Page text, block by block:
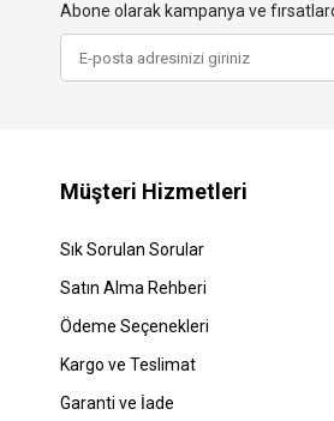
Abone olarak kampanya ve
Müşteri Hizmetleri
Sık Sorulan Sorular
Satın Alma Rehberi
Ödeme Seçenekleri
Kargo ve Teslimat
Garanti ve İade